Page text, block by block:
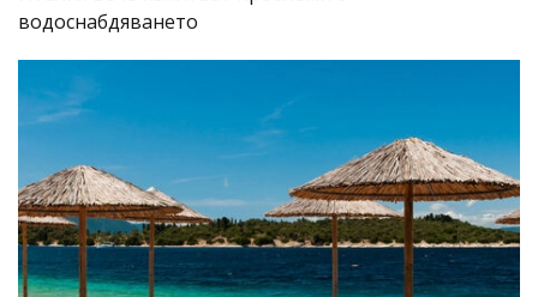
водоснабдяването